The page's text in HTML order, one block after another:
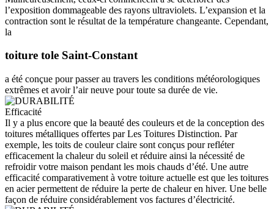
l’exposition dommageable des rayons ultraviolets. L’expansion et la
contraction sont le résultat de la température changeante. Cependant,
la
toiture tole Saint-Constant
a été conçue pour passer au travers les conditions météorologiques
extrêmes et avoir l’air neuve pour toute sa durée de vie.
Efficacité
Il y a plus encore que la beauté des couleurs et de la conception des
toitures métalliques offertes par Les Toitures Distinction. Par
exemple, les toits de couleur claire sont conçus pour refléter
efficacement la chaleur du soleil et réduire ainsi la nécessité de
refroidir votre maison pendant les mois chauds d’été. Une autre
efficacité comparativement à votre toiture actuelle est que les toitures
en acier permettent de réduire la perte de chaleur en hiver. Une belle
façon de réduire considérablement vos factures d’électricité.